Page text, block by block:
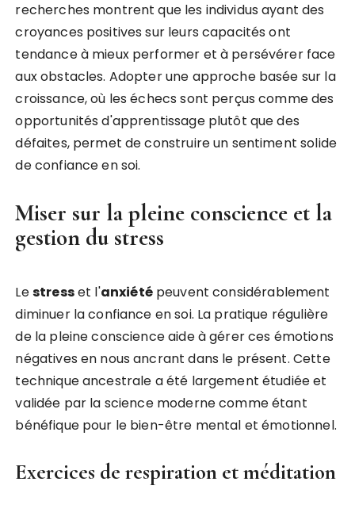
recherches montrent que les individus ayant des
croyances positives sur leurs capacités ont
tendance à mieux performer et à persévérer face
aux obstacles. Adopter une approche basée sur la
croissance, où les échecs sont perçus comme des
opportunités d'apprentissage plutôt que des
défaites, permet de construire un sentiment solide
de confiance en soi.
Miser sur la pleine conscience et la
gestion du stress
Lestresset l'anxiétépeuvent considérablement
diminuer la confiance en soi. La pratique régulière
de la pleine conscience aide à gérer ces émotions
négatives en nous ancrant dans le présent. Cette
technique ancestrale a été largement étudiée et
validée par la science moderne comme étant
bénéfique pour le bien-être mental et émotionnel.
Exercices de respiration et méditation